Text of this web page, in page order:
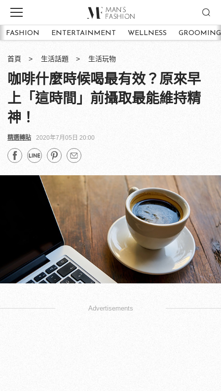
FASHION ENTERTAINMENT WELLNESS GROOMING
首頁 生活話題 生活玩物
咖啡什麼時候喝最有效？原來早
上「這時間」前攝取最能維持精
神！
精選轉貼 2020年7月05日 20:00
Advertisements